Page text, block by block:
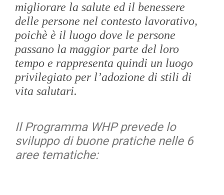
migliorare la salute ed il benessere
delle persone nel contesto lavorativo,
poichè è il luogo dove le persone
passano la maggior parte del loro
tempo e rappresenta quindi un luogo
privilegiato per l’adozione di stili di
vita salutari.
Il Programma WHP prevede lo
sviluppo di buone pratiche nelle 6
aree tematiche: